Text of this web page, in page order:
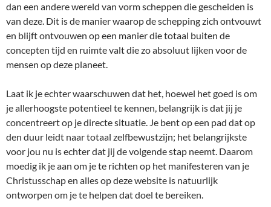
dan een andere wereld van vorm scheppen die gescheiden is
van deze. Dit is de manier waarop de schepping zich ontvouwt
en blijft ontvouwen op een manier die totaal buiten de
concepten tijd en ruimte valt die zo absoluut lijken voor de
mensen op deze planeet.
Laat ik je echter waarschuwen dat het, hoewel het goed is om
je allerhoogste potentieel te kennen, belangrijk is dat jij je
concentreert op je directe situatie. Je bent op een pad dat op
den duur leidt naar totaal zelfbewustzijn; het belangrijkste
voor jou nu is echter dat jij de volgende stap neemt. Daarom
moedig ik je aan om je te richten op het manifesteren van je
Christusschap en alles op deze website is natuurlijk
ontworpen om je te helpen dat doel te bereiken.